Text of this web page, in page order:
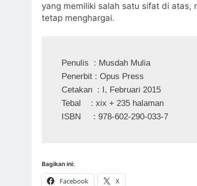
yang memiliki salah satu sifat di
tetap menghargai.
Penulis  : Musdah Mulia
Penerbit : Opus Press
Cetakan  : I, Februari 2015
Tebal    : xix + 235 halaman
ISBN     : 978-602-290-033-7
Bagikan ini:
Facebook X